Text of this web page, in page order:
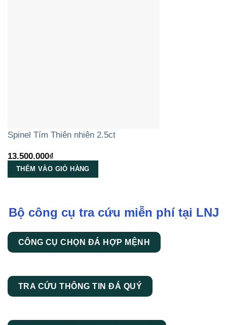
Spinel Tím Thiên nhiên 2.5ct
13.500.000₫
THÊM VÀO GIỎ HÀNG
Bộ công cụ tra cứu miễn phí tại LNJ
CÔNG CỤ CHỌN ĐÁ HỢP MỆNH
TRA CỨU THÔNG TIN ĐÁ QUÝ